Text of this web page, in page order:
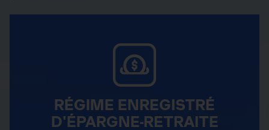
RÉGIME ENREGISTRÉ
D'ÉPARGNE-RETRAITE